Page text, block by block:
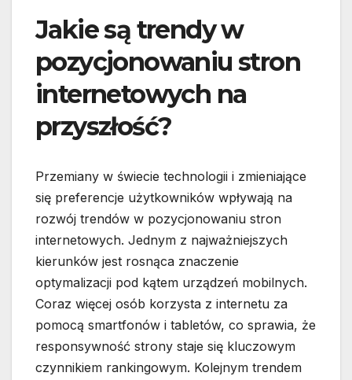
Jakie są trendy w
pozycjonowaniu stron
internetowych na
przyszłość?
Przemiany w świecie technologii i zmieniające
się preferencje użytkowników wpływają na
rozwój trendów w pozycjonowaniu stron
internetowych. Jednym z najważniejszych
kierunków jest rosnąca znaczenie
optymalizacji pod kątem urządzeń mobilnych.
Coraz więcej osób korzysta z internetu za
pomocą smartfonów i tabletów, co sprawia, że
responsywność strony staje się kluczowym
czynnikiem rankingowym. Kolejnym trendem